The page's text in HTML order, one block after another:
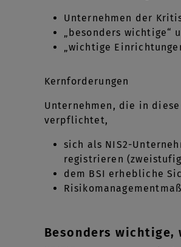
Unternehmen der
„besonders wichtige“
„wichtige
Kernforderungen
Unternehmen, die in
verpflichtet,
sich als NIS2-
registrieren
dem BSI erhebliche
Besonders